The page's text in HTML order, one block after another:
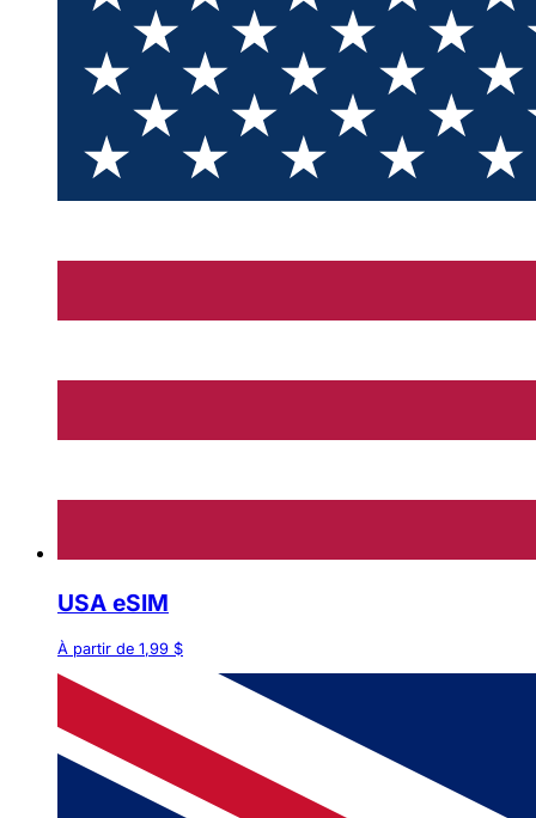
USA eSIM
À partir de 1,99 $